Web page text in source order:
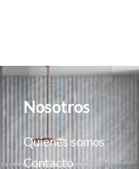
Nosotros
Quienes somos
Contacto